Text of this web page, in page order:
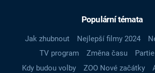
Populární témata
Jak zhubnout Nejlepší filmy 2024
TV program
Změna času Partie
Kdy budou volby
ZOO Nové začátky